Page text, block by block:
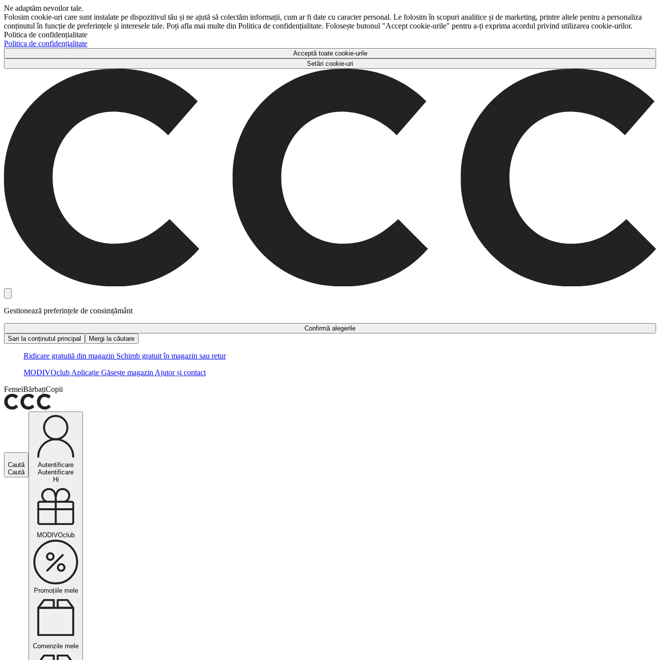
Ne adaptăm nevoilor tale.
Folosim cookie-uri care sunt instalate pe dispozitivul tău și ne ajută să colectăm informații, cum ar fi date cu caracter personal. Le folosim în scopuri analitice și de marketing, printre altele pentru a personaliza
conținutul în funcție de preferințele și interesele tale. Poți afla mai multe din Politica de confidențialitate. Folosește butonul "Accept cookie-urile" pentru a-ți exprima acordul privind utilizarea cookie-urilor.
Politica de confidențialitate
Politica de confidențialitate
Acceptă toate cookie-urile
Setări cookie-uri
Gestionează preferințele de consimțământ
Confirmă alegerile
Sari la conținutul principal
Mergi la căutare
Ridicare gratuită din magazin Schimb gratuit în magazin sau retur
MODIVOclub Aplicație Găsește magazin Ajutor și contact
FemeiBărbațiCopii
Caută
Caută
Autentificare
Autentificare
Hi
MODIVOclub
Promoțiile mele
Comenzile mele